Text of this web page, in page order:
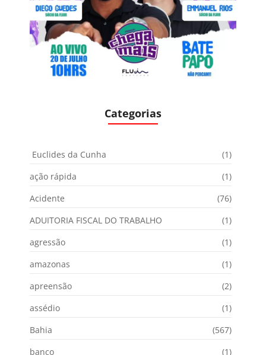
Categorias
Euclides da Cunha
(1)
ação rápida
(1)
Acidente
(76)
ADUITORIA FISCAL DO TRABALHO
(1)
agressão
(1)
amazonas
(1)
apreensão
(2)
assédio
(1)
Bahia
(567)
banco
(1)